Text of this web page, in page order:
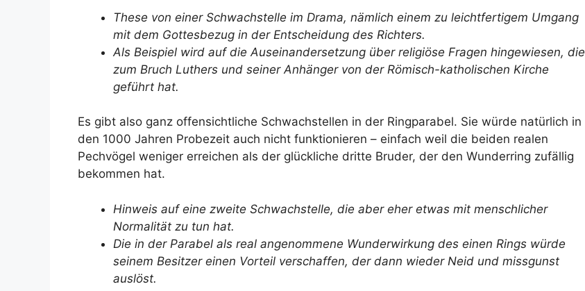
These von einer Schwachstelle im Drama, nämlich einem zu leichtfertigem Umgang
mit dem Gottesbezug in der Entscheidung des Richters.
Als Beispiel wird auf die Auseinandersetzung über religiöse Fragen hingewiesen, die
zum Bruch Luthers und seiner Anhänger von der Römisch-katholischen Kirche
geführt hat.
Es gibt also ganz offensichtliche Schwachstellen in der Ringparabel. Sie würde natürlich in
den 1000 Jahren Probezeit auch nicht funktionieren – einfach weil die beiden realen
Pechvögel weniger erreichen als der glückliche dritte Bruder, der den Wunderring zufällig
bekommen hat.
Hinweis auf eine zweite Schwachstelle, die aber eher etwas mit menschlicher
Normalität zu tun hat.
Die in der Parabel als real angenommene Wunderwirkung des einen Rings würde
seinem Besitzer einen Vorteil verschaffen, der dann wieder Neid und missgunst
auslöst.